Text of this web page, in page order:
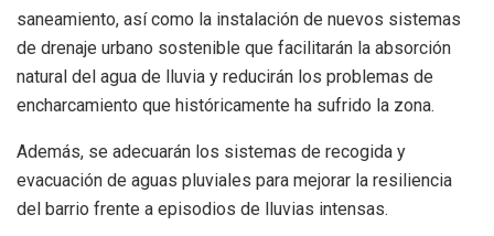
saneamiento, así como la instalación de nuevos sistemas
de drenaje urbano sostenible que facilitarán la absorción
natural del agua de lluvia y reducirán los problemas de
encharcamiento que históricamente ha sufrido la zona.
Además, se adecuarán los sistemas de recogida y
evacuación de aguas pluviales para mejorar la resiliencia
del barrio frente a episodios de lluvias intensas.